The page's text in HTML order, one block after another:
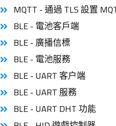
MQTT - 通過 TLS 設置
BLE - 電池客戶端
BLE - 廣播信標
BLE - 電池服務
BLE - UART 客户端
BLE - UART 服務
BLE - UART DHT 功能